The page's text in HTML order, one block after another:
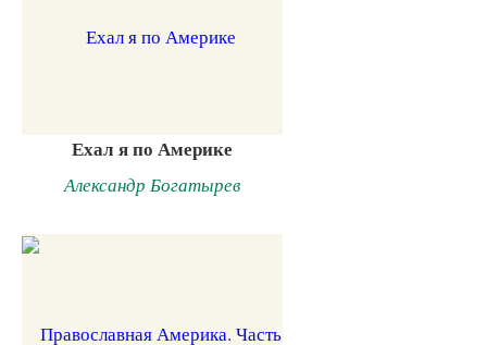
Ехал я по Америке
Александр Богатырев